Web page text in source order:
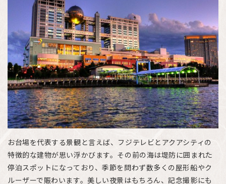
お台場を代表する景観と言えば、フジテレビとアクアシティの
特徴的な建物が思い浮かびます。その前の海は堤防に囲まれた
停泊スポットになっており、季節を問わず数多くの屋形船やク
ルーザーで賑わいます。美しい夜景はもちろん、記念撮影にも